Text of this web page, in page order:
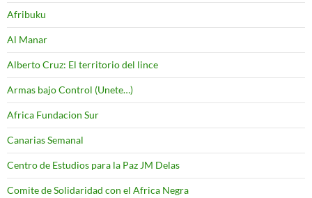
Afribuku
Al Manar
Alberto Cruz: El territorio del lince
Armas bajo Control (Unete…)
Africa Fundacion Sur
Canarias Semanal
Centro de Estudios para la Paz JM Delas
Comite de Solidaridad con el Africa Negra